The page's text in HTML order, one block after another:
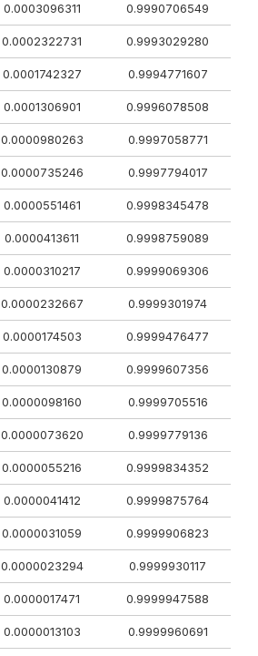
0.0003096311 0.9990706549
0.0002322731 0.9993029280
0.0001742327 0.9994771607
0.0001306901 0.9996078508
0.0000980263 0.9997058771
0.0000735246 0.9997794017
0.0000551461 0.9998345478
0.0000413611 0.9998759089
0.0000310217 0.9999069306
0.0000232667 0.9999301974
0.0000174503 0.9999476477
0.0000130879 0.9999607356
0.0000098160 0.9999705516
0.0000073620 0.9999779136
0.0000055216 0.9999834352
0.0000041412 0.9999875764
0.0000031059 0.9999906823
0.0000023294 0.9999930117
0.0000017471 0.9999947588
0.0000013103 0.9999960691